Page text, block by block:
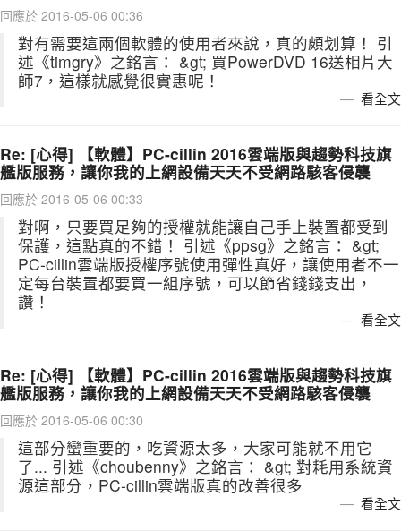
回應於 2016-05-06 00:36
對有需要這兩個軟體的使用者來說，真的頗划算！ 引
述《timgry》之銘言： &gt; 買PowerDVD 16送相片大
師7，這樣就感覺很實惠呢！
看全文
Re: [心得] 【軟體】PC-cillin 2016雲端版與趨勢科技旗
艦版服務，讓你我的上網設備天天不受網路駭客侵襲
回應於 2016-05-06 00:33
對啊，只要買足夠的授權就能讓自己手上裝置都受到
保護，這點真的不錯！ 引述《ppsg》之銘言： &gt;
PC-cillin雲端版授權序號使用彈性真好，讓使用者不一
定每台裝置都要買一組序號，可以節省錢錢支出，
讚！
看全文
Re: [心得] 【軟體】PC-cillin 2016雲端版與趨勢科技旗
艦版服務，讓你我的上網設備天天不受網路駭客侵襲
回應於 2016-05-06 00:30
這部分蠻重要的，吃資源太多，大家可能就不用它
了... 引述《choubenny》之銘言： &gt; 對耗用系統資
源這部分，PC-cillin雲端版真的改善很多
看全文